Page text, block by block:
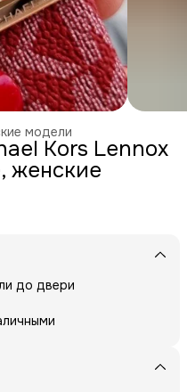
модели
Kors Lennox
женские
до двери